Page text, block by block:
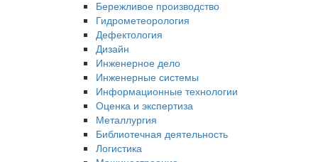
Бережливое производство
Гидрометеорология
Дефектология
Дизайн
Инженерное дело
Инженерные системы
Информационные технологии
Оценка и экспертиза
Металлургия
Библиотечная деятельность
Логистика